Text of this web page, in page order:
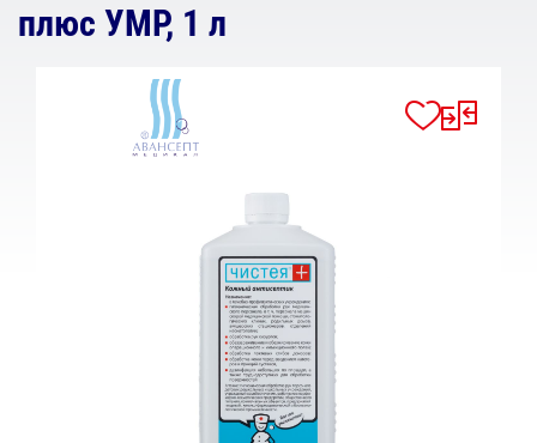
плюс УМР, 1 л